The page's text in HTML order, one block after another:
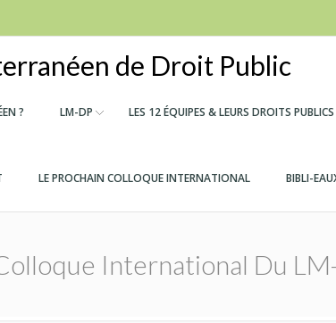
de Droit Public
? LM-DP LES 12 ÉQUIPES & LEURS DROITS PUBLICS
LE PROCHAIN COLLOQUE INTERNATIONAL BIBLI-
International Du